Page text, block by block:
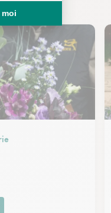
Fleuristes à Lierville